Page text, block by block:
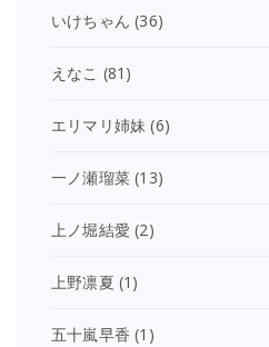
いけちゃん (36)
えなこ (81)
エリマリ姉妹 (6)
一ノ瀬瑠菜 (13)
上ノ堀結愛 (2)
上野凛夏 (1)
五十嵐早香 (1)